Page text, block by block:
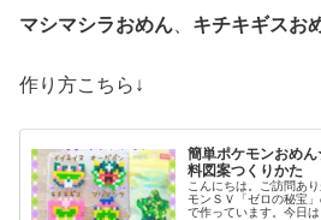
マシマシラおめん キチキギスお
作り方こちら↓
簡単ポケモンおめ
料図案つくりかた
こんにちは。ご訪問あ
モンＳＶ「ゼロの秘宝
で作っています。今日